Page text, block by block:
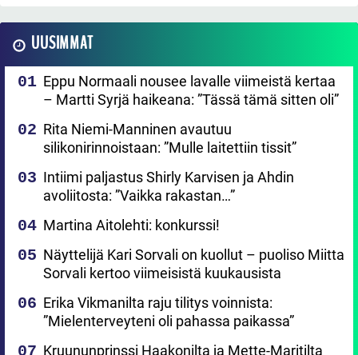
UUSIMMAT
Eppu Normaali nousee lavalle viimeistä kertaa
– Martti Syrjä haikeana: ”Tässä tämä sitten oli”
Rita Niemi-Manninen avautuu
silikonirinnoistaan: ”Mulle laitettiin tissit”
Intiimi paljastus Shirly Karvisen ja Ahdin
avoliitosta: ”Vaikka rakastan…”
Martina Aitolehti: konkurssi!
Näyttelijä Kari Sorvali on kuollut – puoliso Miitta
Sorvali kertoo viimeisistä kuukausista
Erika Vikmanilta raju tilitys voinnista:
”Mielenterveyteni oli pahassa paikassa”
Kruununprinssi Haakonilta ja Mette-Maritilta